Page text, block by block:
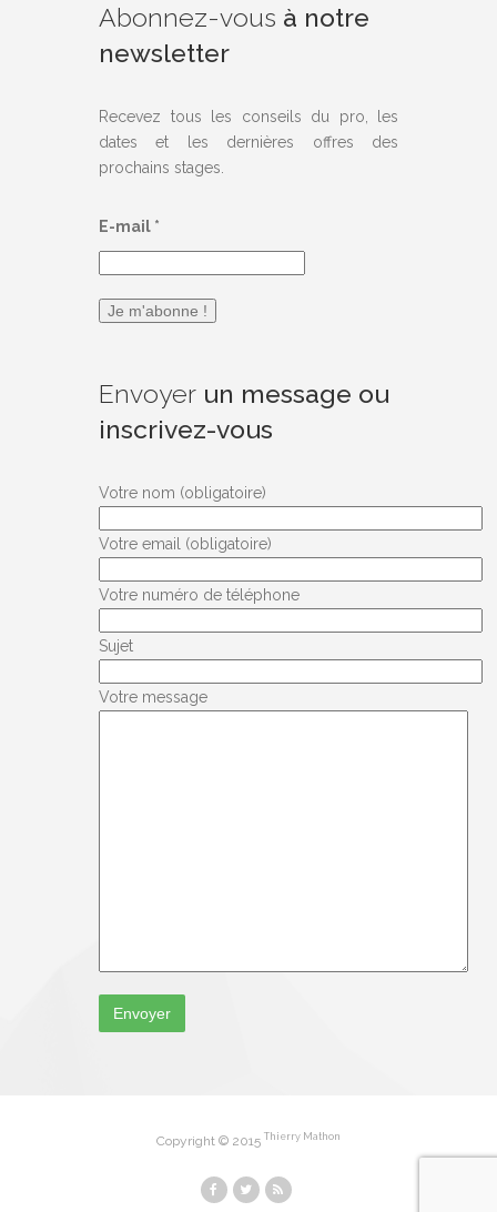
Abonnez-vous à notre
newsletter
Recevez tous les conseils du pro, les
dates et les dernières offres des
prochains stages.
E-mail *
Envoyer un message ou
inscrivez-vous
Votre nom (obligatoire)
Votre email (obligatoire)
Votre numéro de téléphone
Sujet
Votre message
Copyright © 2015 Thierry Mathon